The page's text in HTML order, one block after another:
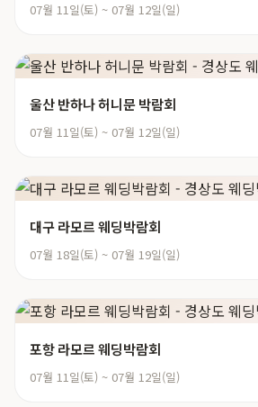
07월 11일(토) ~ 07월 12일(일)
울산 반하나 허니문 박람회
07월 11일(토) ~ 07월 12일(일)
대구 라모르 웨딩박람회
07월 18일(토) ~ 07월 19일(일)
포항 라모르 웨딩박람회
07월 11일(토) ~ 07월 12일(일)